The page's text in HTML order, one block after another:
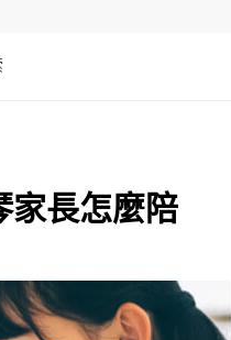
家長怎麼陪